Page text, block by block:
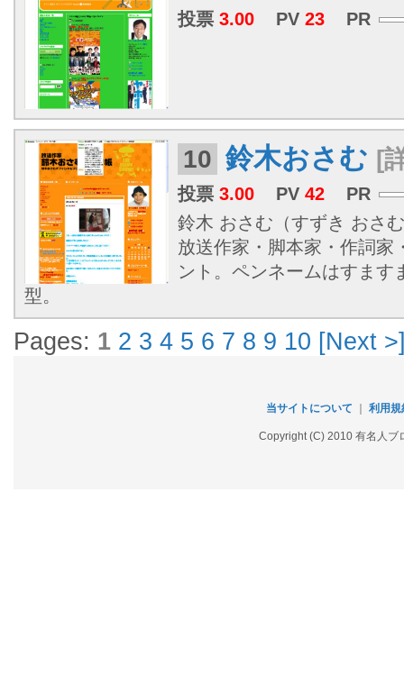
投票 3.00 PV 23 PR
10 鈴木おさむ [
投票 3.00 PV 42
PR
鈴木 おさむ（すずき おさ
放送作家・脚本家・作詞家
ント。ペンネームはすます
型。
Pages: 1 2 3 4 5 6 7 8 9 10 [Next
当サイトについて 利用規
Copyright (C) 2010 有名人ブ